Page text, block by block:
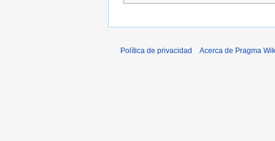
Política de privacidad Acerca de Pragma